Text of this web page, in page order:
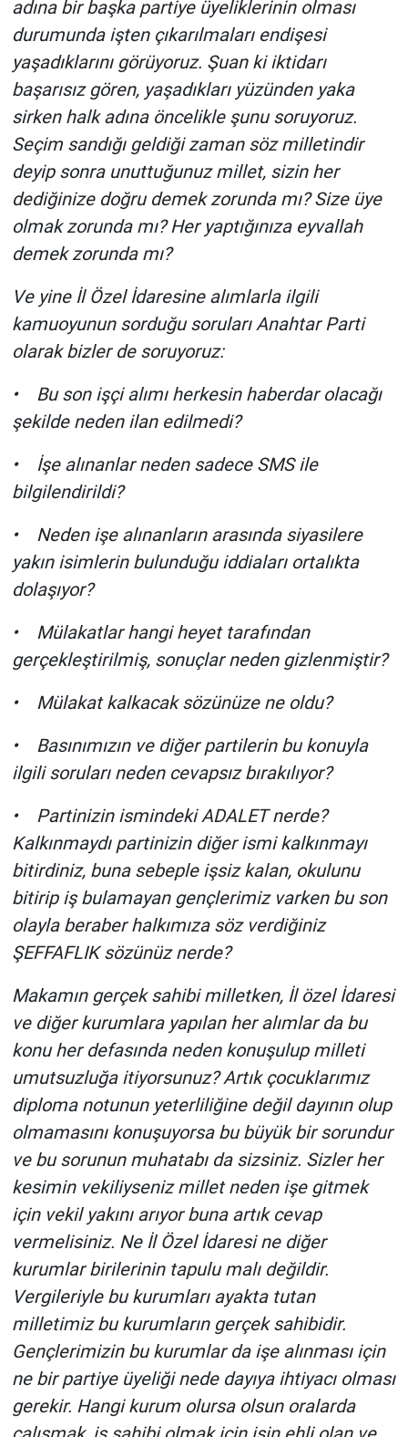
adına bir başka partiye üyeliklerinin olması
durumunda işten çıkarılmaları endişesi
yaşadıklarını görüyoruz. Şuan ki iktidarı
başarısız gören, yaşadıkları yüzünden yaka
sirken halk adına öncelikle şunu soruyoruz.
Seçim sandığı geldiği zaman söz milletindir
deyip sonra unuttuğunuz millet, sizin her
dediğinize doğru demek zorunda mı? Size üye
olmak zorunda mı? Her yaptığınıza eyvallah
demek zorunda mı?
Ve yine İl Özel İdaresine alımlarla ilgili
kamuoyunun sorduğu soruları Anahtar Parti
olarak bizler de soruyoruz:
• Bu son işçi alımı herkesin haberdar olacağı
şekilde neden ilan edilmedi?
• İşe alınanlar neden sadece SMS ile
bilgilendirildi?
• Neden işe alınanların arasında siyasilere
yakın isimlerin bulunduğu iddiaları ortalıkta
dolaşıyor?
• Mülakatlar hangi heyet tarafından
gerçekleştirilmiş, sonuçlar neden gizlenmiştir?
• Mülakat kalkacak sözünüze ne oldu?
• Basınımızın ve diğer partilerin bu konuyla
ilgili soruları neden cevapsız bırakılıyor?
• Partinizin ismindeki ADALET nerde?
Kalkınmaydı partinizin diğer ismi kalkınmayı
bitirdiniz, buna sebeple işsiz kalan, okulunu
bitirip iş bulamayan gençlerimiz varken bu son
olayla beraber halkımıza söz verdiğiniz
ŞEFFAFLIK sözünüz nerde?
Makamın gerçek sahibi milletken, İl özel İdaresi
ve diğer kurumlara yapılan her alımlar da bu
konu her defasında neden konuşulup milleti
umutsuzluğa itiyorsunuz? Artık çocuklarımız
diploma notunun yeterliliğine değil dayının olup
olmamasını konuşuyorsa bu büyük bir sorundur
ve bu sorunun muhatabı da sizsiniz. Sizler her
kesimin vekiliyseniz millet neden işe gitmek
için vekil yakını arıyor buna artık cevap
vermelisiniz. Ne İl Özel İdaresi ne diğer
kurumlar birilerinin tapulu malı değildir.
Vergileriyle bu kurumları ayakta tutan
milletimiz bu kurumların gerçek sahibidir.
Gençlerimizin bu kurumlar da işe alınması için
ne bir partiye üyeliği nede dayıya ihtiyacı olması
gerekir. Hangi kurum olursa olsun oralarda